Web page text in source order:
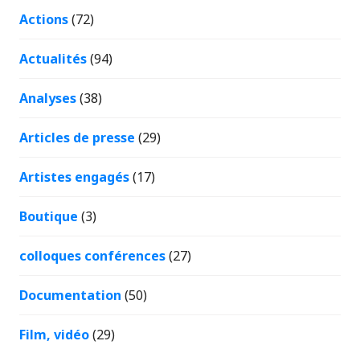
Actions(72)
Actualités(94)
Analyses(38)
Articles de presse (29)
Artistes engagés(17)
Boutique (3)
colloques conférences(27)
Documentation (50)
Film, vidéo(29)